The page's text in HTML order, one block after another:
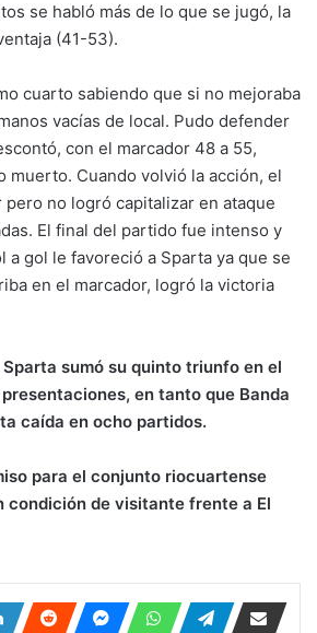
se habló más de lo que se jugó, la
(41-53).
cuarto sabiendo que si no mejoraba
vacías de local. Pudo defender
con el marcador 48 a 55,
muerto. Cuando volvió la acción, el
no logró capitalizar en ataque
El final del partido fue intenso y
a gol le favoreció a Sparta ya que se
en el marcador, logró la victoria
sumó su quinto triunfo en el
en tanto que Banda
caída en ocho partidos.
para el conjunto riocuartense
condición de visitante frente a El